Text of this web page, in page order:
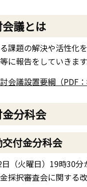
議とは
課題の解決や活性化
に報告をしていきます
会議設置要綱（PDF：
分科会
付金分科会
（火曜日）19時30分
採択審査会に関する